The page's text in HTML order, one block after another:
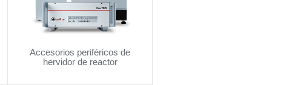
Accesorios periféricos de
hervidor de reactor